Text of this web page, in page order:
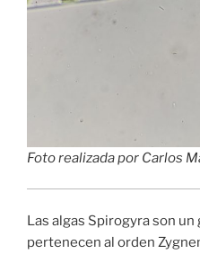
Foto realizada por Carlos
Las algas Spirogyra son
pertenecen al orden